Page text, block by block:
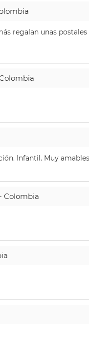
regalan unas
Infantil. Muy amables
Colombia